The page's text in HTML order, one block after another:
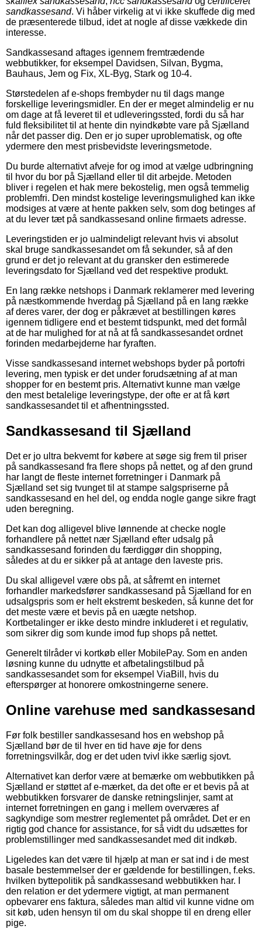
sandkassesand. Vi håber virkelig at vi ikke skuffede dig med
de præsenterede tilbud, idet at nogle af disse vækkede din
interesse.
Sandkassesand aftages igennem fremtrædende
webbutikker, for eksempel Davidsen, Silvan, Bygma,
Bauhaus, Jem og Fix, XL-Byg, Stark og 10-4.
Størstedelen af e-shops frembyder nu til dags mange
forskellige leveringsmidler. En der er meget almindelig er nu
om dage at få leveret til et udleveringssted, fordi du så har
fuld fleksibilitet til at hente din nyindkøbte vare på Sjælland
når det passer dig. Den er jo super uproblematisk, og ofte
ydermere den mest prisbevidste leveringsmetode.
Du burde alternativt afveje for og imod at vælge udbringning
til hvor du bor på Sjælland eller til dit arbejde. Metoden
bliver i regelen et hak mere bekostelig, men også temmelig
problemfri. Den mindst kostelige leveringsmulighed kan ikke
modsiges at være at hente pakken selv, som dog betinges af
at du lever tæt på sandkassesand online firmaets adresse.
Leveringstiden er jo ualmindeligt relevant hvis vi absolut
skal bruge sandkassesandet om få sekunder, så af den
grund er det jo relevant at du gransker den estimerede
leveringsdato for Sjælland ved det respektive produkt.
En lang række netshops i Danmark reklamerer med levering
på næstkommende hverdag på Sjælland på en lang række
af deres varer, der dog er påkrævet at bestillingen køres
igennem tidligere end et bestemt tidspunkt, med det formål
at de har mulighed for at nå at få sandkassesandet ordnet
forinden medarbejderne har fyraften.
Visse sandkassesand internet webshops byder på portofri
levering, men typisk er det under forudsætning af at man
shopper for en bestemt pris. Alternativt kunne man vælge
den mest betalelige leveringstype, der ofte er at få kørt
sandkassesandet til et afhentningssted.
Sandkassesand til Sjælland
Det er jo ultra bekvemt for købere at søge sig frem til priser
på sandkassesand fra flere shops på nettet, og af den grund
har langt de fleste internet forretninger i Danmark på
Sjælland set sig tvunget til at stampe salgspriserne på
sandkassesand en hel del, og endda nogle gange sikre fragt
uden beregning.
Det kan dog alligevel blive lønnende at checke nogle
forhandlere på nettet nær Sjælland efter udsalg på
sandkassesand forinden du færdiggør din shopping,
således at du er sikker på at antage den laveste pris.
Du skal alligevel være obs på, at såfremt en internet
forhandler markedsfører sandkassesand på Sjælland for en
udsalgspris som er helt ekstremt beskeden, så kunne det for
det meste være et bevis på en uægte netshop.
Kortbetalinger er ikke desto mindre inkluderet i et regulativ,
som sikrer dig som kunde imod fup shops på nettet.
Generelt tilråder vi kortkøb eller MobilePay. Som en anden
løsning kunne du udnytte et afbetalingstilbud på
sandkassesandet som for eksempel ViaBill, hvis du
efterspørger at honorere omkostningerne senere.
Online varehuse med sandkassesand
Før folk bestiller sandkassesand hos en webshop på
Sjælland bør de til hver en tid have øje for dens
forretningsvilkår, dog er det uden tvivl ikke særlig sjovt.
Alternativet kan derfor være at bemærke om webbutikken på
Sjælland er støttet af e-mærket, da det ofte er et bevis på at
webbutikken forsvarer de danske retningslinjer, samt at
internet forretningen en gang i mellem overværes af
sagkyndige som mestrer reglementet på området. Det er en
rigtig god chance for assistance, for så vidt du udsættes for
problemstillinger med sandkassesandet med dit indkøb.
Ligeledes kan det være til hjælp at man er sat ind i de mest
basale bestemmelser der er gældende for bestillingen, f.eks.
hvilken byttepolitik på sandkassesand webbutikken har. I
den relation er det ydermere vigtigt, at man permanent
opbevarer ens faktura, således man altid vil kunne vidne om
sit køb, uden hensyn til om du skal shoppe til en dreng eller
pige.